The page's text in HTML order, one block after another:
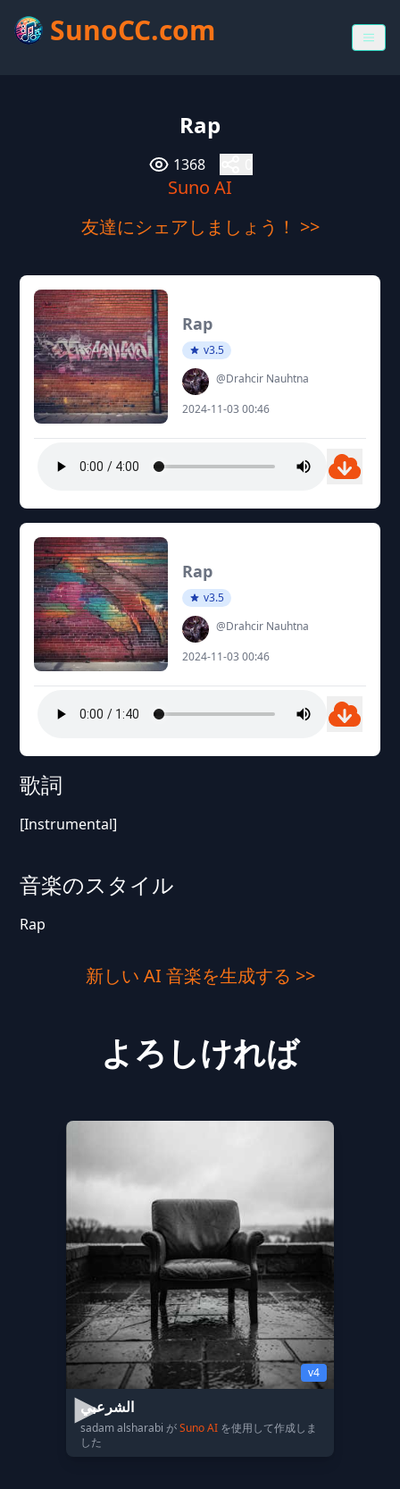
SunoCC.com
Rap
1368
Suno AI
友達にシェアしましょう！ >>
Rap
v3.5
@Drahcir Nauhtna
2024-11-03 00:46
Rap
v3.5
@Drahcir Nauhtna
2024-11-03 00:46
歌詞
[Instrumental]
音楽のスタイル
Rap
新しい AI 音楽を生成する >>
よろしければ
v4
الشرعبي
sadam alsharabi がSuno AI を使用して作成しま
した